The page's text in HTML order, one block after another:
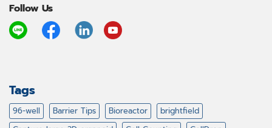
Follow Us
Tags
96-well Barrier Tips Bioreactor
brightfield